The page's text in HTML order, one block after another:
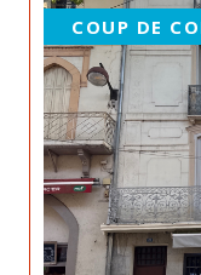
COUP DE